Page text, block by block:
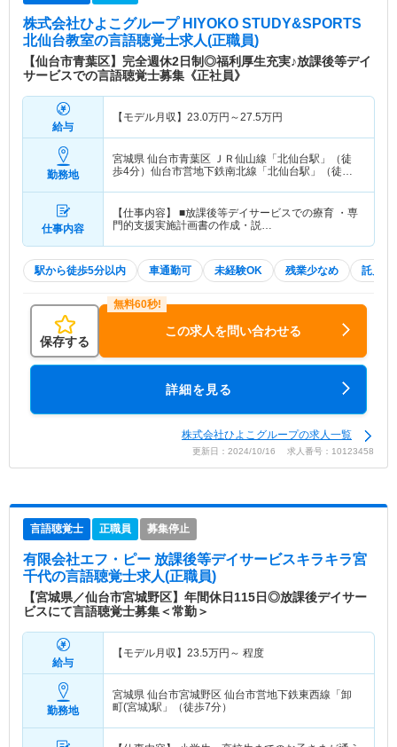
株式会社ひよこグループ HIYOKO STUDY&SPORTS
北仙台教室の言語聴覚士求人(正職員)
【仙台市青葉区】完全週休2日制◎福利厚生充実♪放課後等デイ
サービスでの言語聴覚士募集《正社員》
給与
【モデル月収】 23.0万円～27.5万円
勤務地
宮城県 仙台市青葉区 ＪＲ仙山線「北仙台駅」（徒
歩4分）仙台市営地下鉄南北線「北仙台駅」（徒歩4
仕事内容
【仕事内容】 ■放課後等デイサービスでの療育 ・専
門的支援実施計画書の作成・説…
駅から徒歩5分以内 車通勤可 未経験OK 残業少なめ 託児所
保存する
この求人を問い合わせる
詳細を見る
株式会社ひよこグループの求人一覧
更新日：2024/10/16 求人番号：10123458
言語聴覚士 正職員 募集停止
有限会社エフ・ピー 放課後等デイサービスキラキラ宮
千代の言語聴覚士求人(正職員)
【宮城県／仙台市宮城野区】年間休日115日◎放課後デイサー
ビスにて言語聴覚士募集＜常勤＞
給与
【モデル月収】 23.5万円～ 程度
勤務地
宮城県 仙台市宮城野区 仙台市営地下鉄東西線「卸
町(宮城)駅」（徒歩7分）